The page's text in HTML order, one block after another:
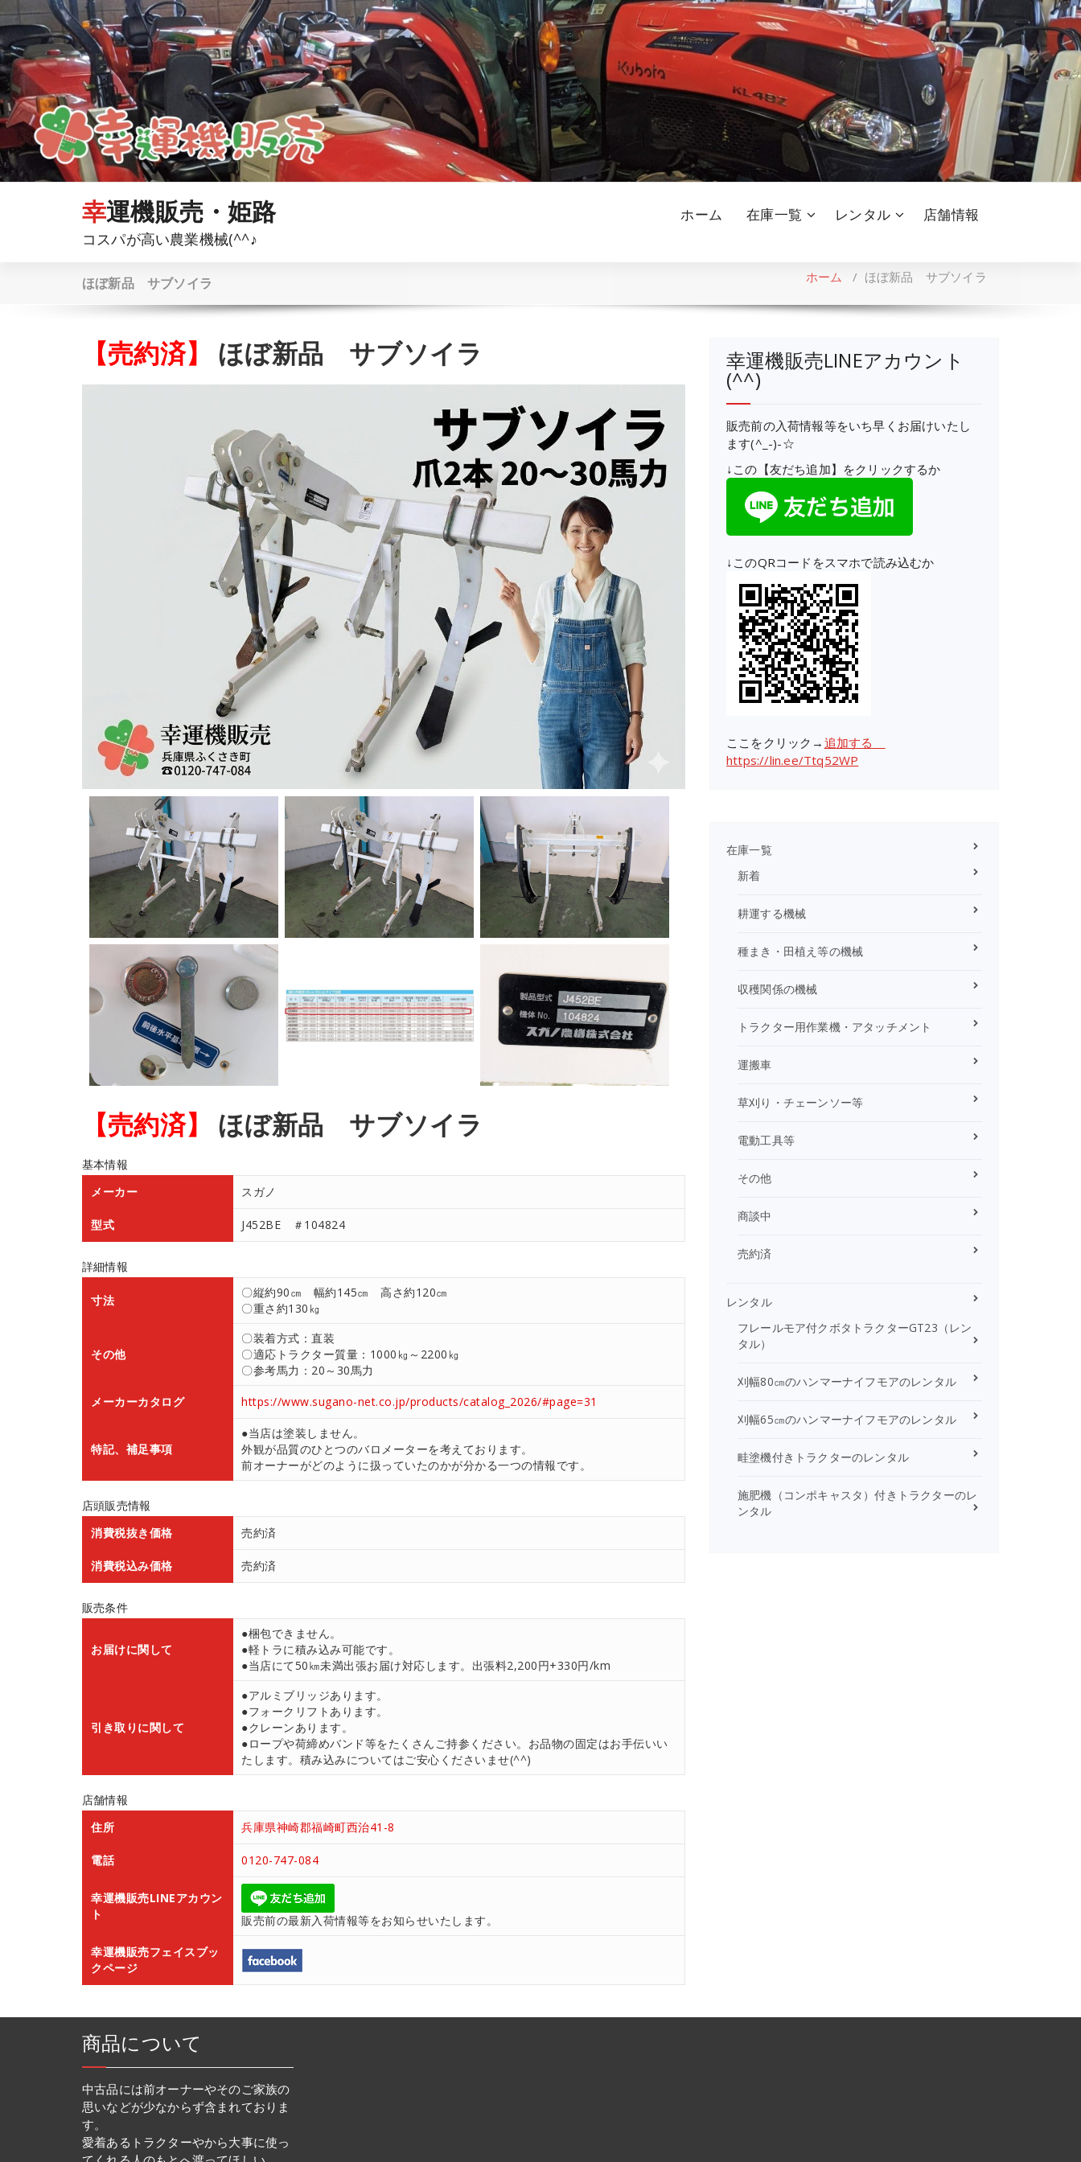
ン
テ
ン
ツ
へ
ス
キ
プ
幸運機販売・姫路
コスパが高い農業機械(^^♪
ホーム 在庫一覧 レンタル 店舗情報
ほぼ新品 サブソイラ ホーム / ほぼ新品 サブソイラ
【売約済】 ほぼ新品 サブソイラ
【売約済】 ほぼ新品 サブソイラ
基本情報
メーカー
スガノ
型式 J452BE ＃104824
詳細情報
寸法
〇縦約90㎝ 幅約145㎝ 高さ約120㎝
〇重さ約130㎏
その他
〇装着方式：直装
〇適応トラクター質量：1000㎏～2200㎏
〇参考馬力：20～30馬力
メーカーカタログ https://www.sugano-net.co.jp/products/catalog_2026/#page=31
特記、補足事項
●当店は塗装しません。
外観が品質のひとつのバロメーターを考えております。
前オーナーがどのように扱っていたのかが分かる一つの情報です。
店頭販売情報
消費税抜き価格
売約済
消費税込み価格 売約済
販売条件
お届けに関して
●梱包できません。
●軽トラに積み込み可能です。
●当店にて50㎞未満出張お届け対応します。出張料2,200円+330円/km
引き取りに関して
●アルミブリッジあります。
●フォークリフトあります。
●クレーンあります。
●ロープや荷締めバンド等をたくさんご持参ください。お品物の固定はお手伝いい
たします。積み込みについてはご安心くださいませ(^^)
店舗情報
住所
兵庫県神崎郡福崎町西治41-8
電話 0120-747-084
幸運機販売LINEアカウン
ト
販売前の最新入荷情報等をお知らせいたします。
幸運機販売フェイスブッ
クページ
幸運機販売LINEアカウント
(^^)
販売前の入荷情報等をいち早くお届けいたし
ます(^_-)-☆
↓この【友だち追加】をクリックするか
↓このQRコードをスマホで読み込むか
ここをクリック→ 追加する
https://lin.ee/Ttq52WP
在庫一覧
新着
耕運する機械
種まき・田植え等の機械
収穫関係の機械
トラクター用作業機・アタッチメント
運搬車
草刈り・チェーンソー等
電動工具等
その他
商談中
売約済
レンタル
フレールモア付クボタトラクターGT23（レン
タル）
刈幅80㎝のハンマーナイフモアのレンタル
刈幅65㎝のハンマーナイフモアのレンタル
畦塗機付きトラクターのレンタル
施肥機（コンポキャスタ）付きトラクターのレ
ンタル
商品について
中古品には前オーナーやそのご家族の
思いなどが少なからず含まれておりま
す。
愛着あるトラクターやから大事に使っ